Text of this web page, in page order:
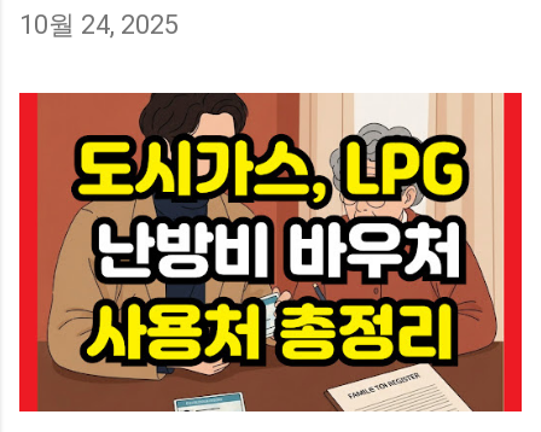
10월 24, 2025